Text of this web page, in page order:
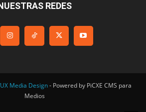
REDES
Media Design- Powered by PiCXE CMS para
Medios